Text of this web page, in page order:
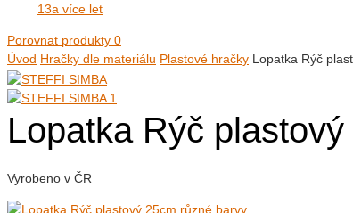
13a více let
Porovnat produkty 0
Úvod Hračky dle materiálu Plastové hračky Lopatka Rýč
Lopatka Rýč
Vyrobeno v ČR